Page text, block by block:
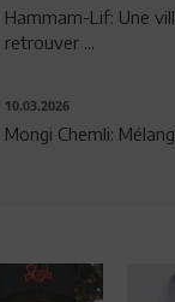
Hammam-Lif: Une
retrouver ...
10.03.2026
Mongi Chemli: